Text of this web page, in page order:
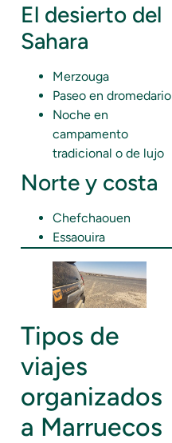
El desierto del
Sahara
Merzouga
Paseo en dromedario
Noche en
campamento
tradicional o de lujo
Norte y costa
Chefchaouen
Essaouira
Tipos de
viajes
organizados
a Marruecos